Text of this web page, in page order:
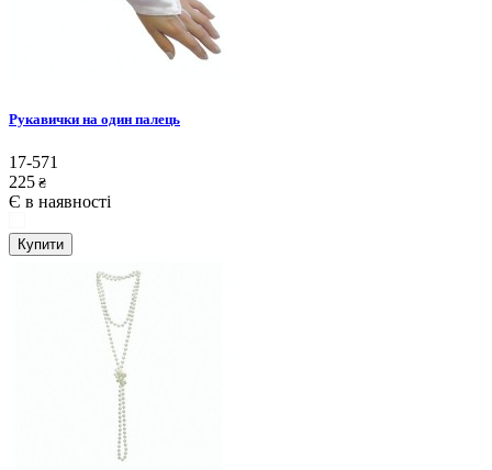
Рукавички на один палець
17-571
225 ₴
Є в наявності
Купити